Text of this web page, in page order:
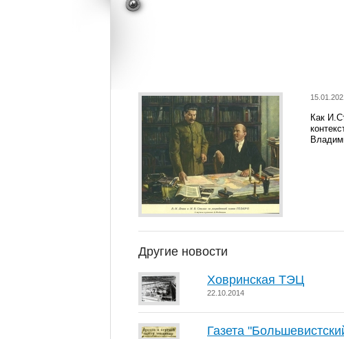
Как
Другие новости
Ховринская ТЭЦ
22.10.2014
Газета